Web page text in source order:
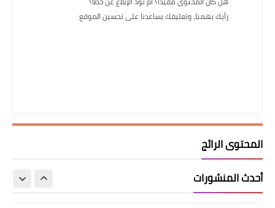
رأيك يهمنا، وتعليقك يساعدنا على تحسين الموقع.
المحتوى الرائج
أحدث المنشورات